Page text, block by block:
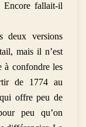
Encore fallait-il
deux versions
mais il n’est
à confondre les
de 1774 au
qui offre peu de
peu qu’on